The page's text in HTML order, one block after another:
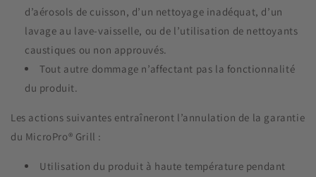
d’aérosols de cuisson, d’un nettoyage inadéquat, d’un
lavage au lave-vaisselle, ou de l’utilisation de nettoyants
caustiques ou non approuvés.
Tout autre dommage n’affectant pas la fonctionnalité
du produit.
Les actions suivantes entraîneront l’annulation de la garantie
du MicroPro® Grill :
Utilisation du produit à haute température pendant